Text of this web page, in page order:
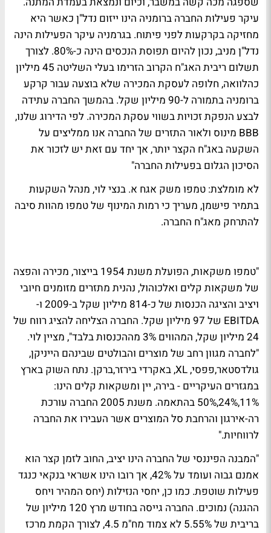
עיקר פעילות החברה ברומניה הינו ייזום נדל"ן כאשר היא
מחזיקה בקרקעות לפני פיתוח. בגרמניה עיקר הפעילות הינה
נדל"ן מניב, נכון להיום תפוסת הנכסים הינה כ-80%. לצורך
תשלום ריבית האג"ח הקרוב הזרימו בעלי השליטה 45 מיליון
כהלוואה, חלופה לעסקת המכירה שלא בוצעה עבור קרקע
ברומניה בתמורה ל-90 מיליון שקל. בהמשך החברה עתידה
לבצע הנפקת זכויות בשווי עסקת המכירה. לפי הדירוג שלנו,
BBB מינוס ולאור התזרים של החברה אנו ממליצים על
השקעה באג"ח הקצר יותר, אך יחד עם זאת יש לזכור את
הסיכון הגלום בפעילות החברה"
לא מומלצת: טמפו משק אגח א. בנצי לוי, מנהל השקעות
בתמיר פישמן, מעריך כי רמות המינוף של טמפו מהוות סיבה
להתרחק מאג"ח החברה.
"טמפו משקאות, הפועלת משנת 1954 בייצור, מכירה והפצה
של משקאות קלים ואלכוהול, נהנית מתזרים מזומנים חיובי
ויציב והציגה הכנסות של כ-814 מיליון שקל ב-2009 ו-
EBITDA של 97 מיליון שקל. החברה הצליחה להציג רווח של
24 מיליון שקל, המהווים 3% מההכנסות בלבד", מציין לוי.
"לחברה מגוון רחב של מוצרים והבולטים שבינהם הייניקן,
גולדסטאר,פפסי, XL, באקרדי בירזר,ברקן. נתח השוק בארץ
במגזרים העיקריים - בירה, יין ומשקאות קלים הינו:
11%,24%,50% בהתאמה. משנת 2005 החברה עורכת
רה-אירגון והרחבת סל המוצרים אשר העבירו את החברה
לרווחיות."
"המבנה הפיננסי של החברה הינו יציב, החוב לזמן קצר הוא
אמנם גבוה ועומד על 42%, אך רובו הינו אשראי בנקאי כנגד
פעילות שוטפת. כמו כן, יחסי הנזילות (יחס המהיר ויחס
ההגנה) נמוכים. החברה גייסה בחודש מרץ 120 מיליון של
בריבית של 5.55% לא צמוד מח"מ 4.5, לצורך הקמת מרכז